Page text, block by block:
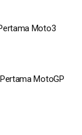
Moto3
MotoGP